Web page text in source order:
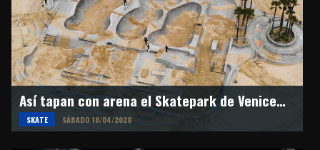
Así tapan con arena el Skatepark de Venice Beach
SKATE SÁBADO 18/04/2020